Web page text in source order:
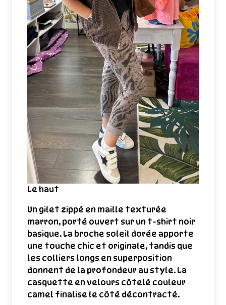
Le haut
Un gilet zippé en maille texturée
marron, porté ouvert sur un t-shirt noir
basique. La broche soleil dorée apporte
une touche chic et originale, tandis que
les colliers longs en superposition
donnent de la profondeur au style. La
casquette en velours côtelé couleur
camel finalise le côté décontracté.